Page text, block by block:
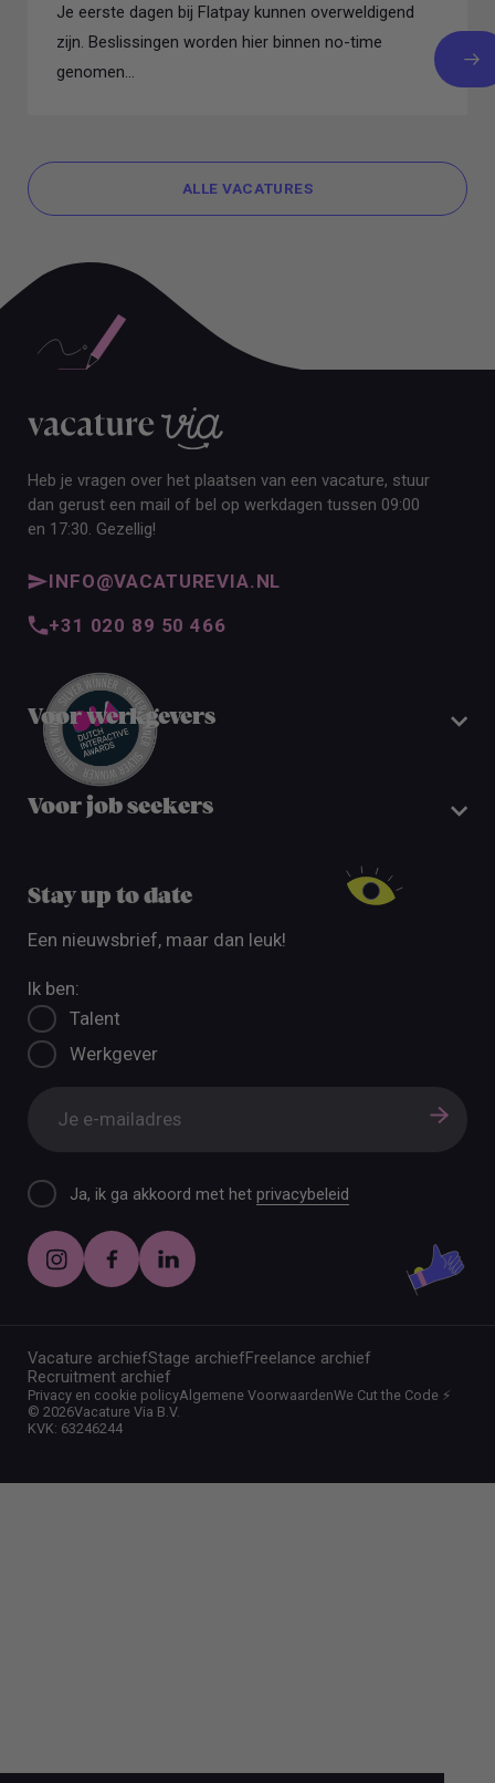
Je eerste dagen bij Flatpay kunnen overweldigend
zijn. Beslissingen worden hier binnen no-time
genomen...
ALLE VACATURES
Heb je vragen over het plaatsen van een vacature, stuur
dan gerust een mail of bel op werkdagen tussen 09:00
en 17:30. Gezellig!
INFO@VACATUREVIA.NL
+31 020 89 50 466
Voor werkgevers
Voor job seekers
Stay up to date
Een nieuwsbrief, maar dan leuk!
Ik ben:
Talent
Werkgever
Ja, ik ga akkoord met hetprivacybeleid
Vacature archiefStage archiefFreelance archief
Recruitment archief
©2026Vacature Via B.V.
KVK: 63246244
Privacy en cookie policyAlgemene VoorwaardenWe Cut the Code ⚡️